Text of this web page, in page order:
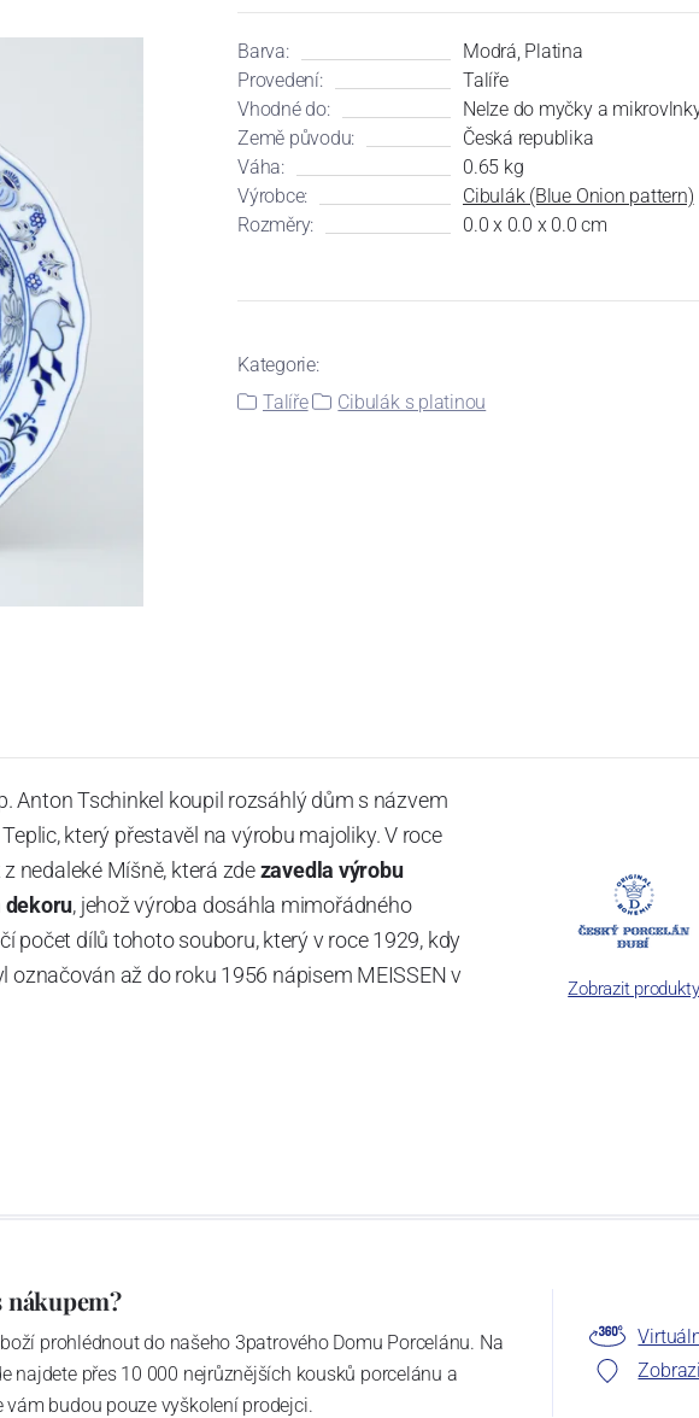
Barva:
Modrá, Platina
Provedení:
Talíře
Vhodné do:
Nelze do myčky a
Země původu:
Česká republika
Váha:
0.65 kg
Výrobce:
Cibulák (Blue Onion pattern)
Rozměry:
0.0 x 0.0 x 0.0 cm
Kategorie:
Talíře
Cibulák s platinou
Anton Tschinkel koupil rozsáhlý dům s názvem
který přestavěl na výrobu majoliky. V roce
nedaleké Míšně, která zdezavedla výrobu
dekoru, jehož výroba dosáhla mimořádného
počet dílů tohoto souboru, který v roce 1929, kdy
označován až do roku 1956 nápisem MEISSEN v
Zobrazit produkty
nákupem?
prohlédnout do našeho 3patrového Domu Porcelánu. Na
najdete přes 10 000 nejrůznějších kousků porcelánu a
vám budou pouze vyškolení prodejci.